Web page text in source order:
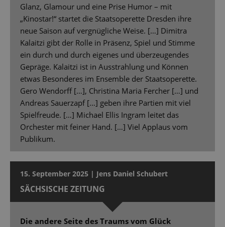
Glanz, Glamour und eine Prise Humor – mit
„Kinostar!“ startet die Staatsoperette Dresden ihre
neue Saison auf vergnügliche Weise. […] Dimitra
Kalaitzi gibt der Rolle in Präsenz, Spiel und Stimme
ein durch und durch eigenes und überzeugendes
Gepräge. Kalaitzi ist in Ausstrahlung und Können
etwas Besonderes im Ensemble der Staatsoperette.
Gero Wendorff […], Christina Maria Fercher […] und
Andreas Sauerzapf […] geben ihre Partien mit viel
Spielfreude. […] Michael Ellis Ingram leitet das
Orchester mit feiner Hand. […] Viel Applaus vom
Publikum.
15. September 2025 | Jens Daniel Schubert
SÄCHSISCHE ZEITUNG
Die andere Seite des Traums vom Glück